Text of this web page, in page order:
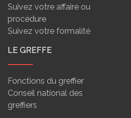
Suivez votre affaire ou
procédure
Suivez votre formalité
LE GREFFE
Fonctions du greffier
Conseil national des
greffiers